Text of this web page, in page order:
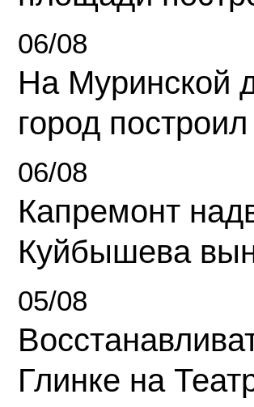
06/08
На Муринской
город
06/08
Капремонт
Куйбышева
05/08
Глинке на